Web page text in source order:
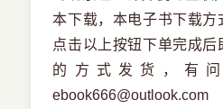
本下载，本电子书下载方
点击以上按钮下单完成
的方式发货，有
ebook666@outlook.com